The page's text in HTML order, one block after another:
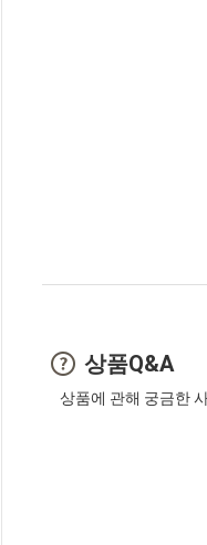
상품Q&A
상품에 관해 궁금한